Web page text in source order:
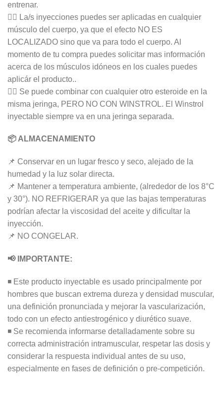
entrenar.
👉🏻 La/s inyecciones puedes ser aplicadas en cualquier
músculo del cuerpo, ya que el efecto NO ES
LOCALIZADO sino que va para todo el cuerpo. Al
momento de tu compra puedes solicitar mas información
acerca de los músculos idóneos en los cuales puedes
aplicár el producto..
👉🏻 Se puede combinar con cualquier otro esteroide en la
misma jeringa, PERO NO CON WINSTROL. El Winstrol
inyectable siempre va en una jeringa separada.
📦 ALMACENAMIENTO
📌 Conservar en un lugar fresco y seco, alejado de la
humedad y la luz solar directa.
📌 Mantener a temperatura ambiente, (alrededor de los 8°C
y 30°). NO REFRIGERAR ya que las bajas temperaturas
podrían afectar la viscosidad del aceite y dificultar la
inyección.
📌 NO CONGELAR.
📢 IMPORTANTE:
◾ Este producto inyectable es usado principalmente por
hombres que buscan extrema dureza y densidad muscular,
una definición pronunciada y mejorar la vascularización,
todo con un efecto antiestrogénico y diurético suave.
◾ Se recomienda informarse detalladamente sobre su
correcta administración intramuscular, respetar las dosis y
considerar la respuesta individual antes de su uso,
especialmente en fases de definición o pre-competición.